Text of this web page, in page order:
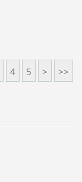
4 5 > >>